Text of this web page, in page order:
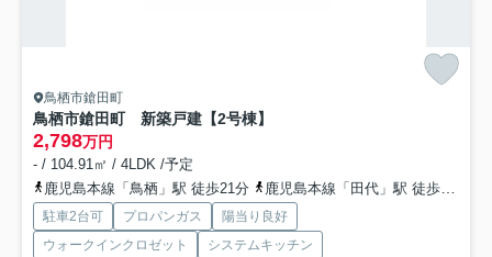
鳥栖市鎗田町
鳥栖市鎗田町 新築戸建【2号棟】
2,798万円
- / 104.91㎡ / 4LDK /予定
鹿児島本線「鳥栖」駅 徒歩21分
鹿児島本線「田代」駅 徒歩22分
駐車2台可 プロパンガス
陽当り良好
ウォークインクロゼット
システムキッチン